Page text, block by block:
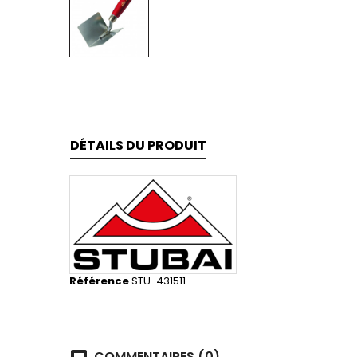
DÉTAILS DU PRODUIT
RéférenceSTU-431511